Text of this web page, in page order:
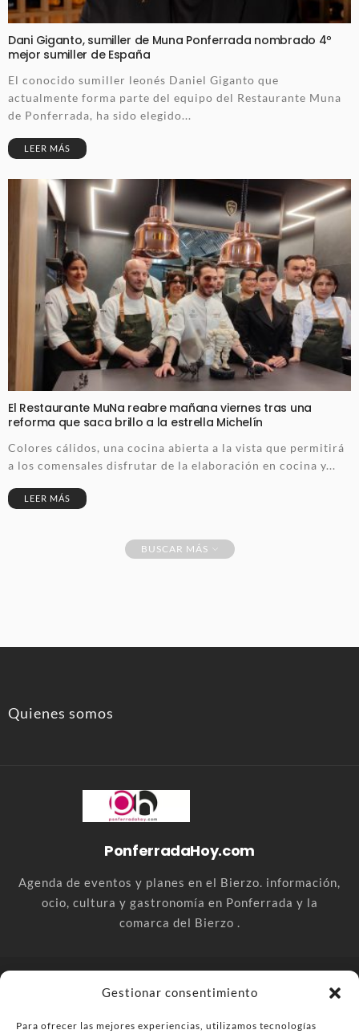
Gestionar consentimiento
Para ofrecer las mejores experiencias, utilizamos tecnologías
Dani Giganto, sumiller de Muna Ponferrada nombrado 4º
mejor sumiller de España
El conocido sumiller leonés Daniel Giganto que
actualmente forma parte del equipo del Restaurante Muna
de Ponferrada, ha sido elegido...
LEER MÁS
El Restaurante MuNa reabre mañana viernes tras una
reforma que saca brillo a la estrella Michelín
Colores cálidos, una cocina abierta a la vista que permitirá
a los comensales disfrutar de la elaboración en cocina y...
LEER MÁS
BUSCAR MÁS
Quienes somos
PonferradaHoy.com
Agenda de eventos y planes en el Bierzo. información,
ocio, cultura y gastronomía en Ponferrada y la
comarca del Bierzo .
comarca del Bierzo
Anúnciate Más información sobre las cookies